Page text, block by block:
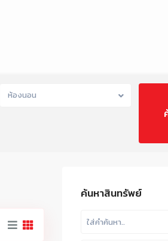
ห้องนอน
ค้นหาสินทรัพย์